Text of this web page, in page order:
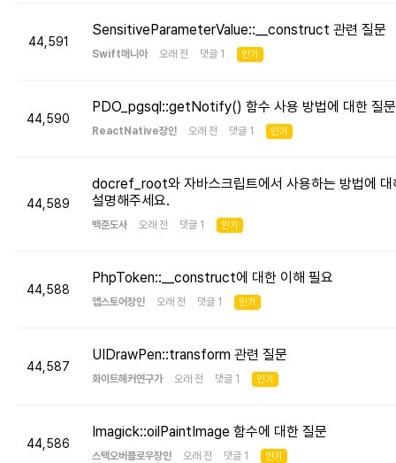
44,591
SensitiveParameterValue::__construct 관련 질문
Swift매니아 오래 전 댓글 1 인기
44,590
PDO_pgsql::getNotify() 함수 사용 방법에 대한 질문
ReactNative장인 오래 전 댓글 1 인기
44,589
docref_root와 자바스크립트에서 사용하는 방법에 대
설명해주세요.
백준도사 오래 전 댓글 1 인기
44,588
PhpToken::__construct에 대한 이해 필요
앱스토어장인 오래 전 댓글 1 인기
44,587
UIDrawPen::transform 관련 질문
화이트해커연구가 오래 전 댓글 1 인기
44,586
Imagick::oilPaintImage 함수에 대한 질문
스택오버플로우장인 오래 전 댓글 1 인기